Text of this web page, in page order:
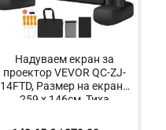
Надуваем екран за
проектор VEVOR QC-ZJ-
14FTD, Размер на екрана
259 x 146см, Тиха
Формат 16:9